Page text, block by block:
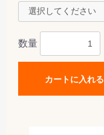
数量
カートに入れる